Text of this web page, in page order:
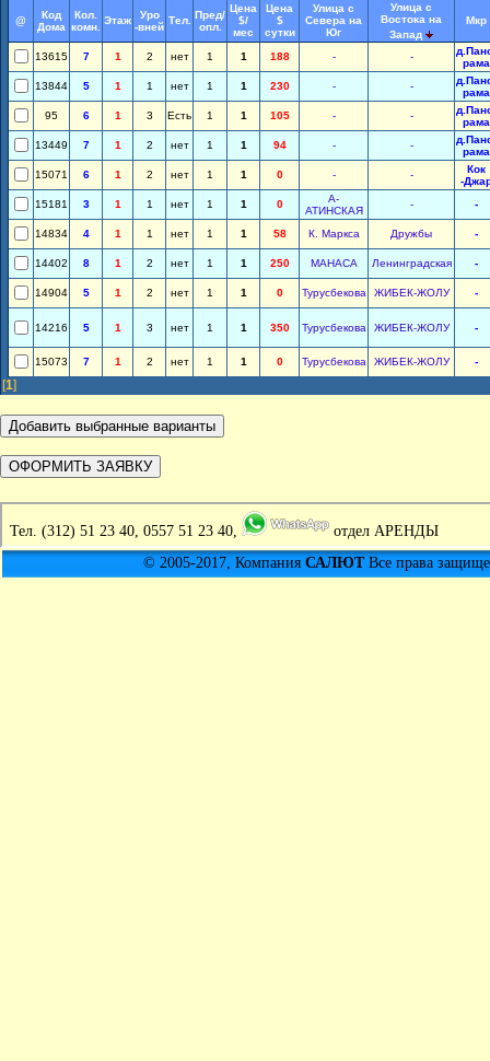
@
Код
Дома
Кол.
комн.
Этаж
Уро
-вней
Тел. Пред/
опл.
Цена
$/
мес
Цена
$
сутки
Улица с
Севера на
Юг
Улица с
Востока на
Запад
Мкр
13615 7 1 2 нет 1 1 188 - -
рама
13844
5 1 1 нет 1 1 230 - -
рама
95
6 1 3 Есть 1 1 105 - -
рама
13449
7 1 2 нет 1 1 94 - -
рама
15071
6 1 2 нет 1 1 0 - -
Кок
-
15181
3 1 1 нет 1 1 0
А-
АТИНСКАЯ
- -
14834 4 1 1 нет 1 1 58 К. Маркса Дружбы -
14402 8 1 2 нет 1 1 250 МАНАСА Ленинградская -
14904 5 1 2 нет 1 1 0 Турусбекова ЖИБЕК-ЖОЛУ -
14216 5 1 3 нет 1 1 350 Турусбекова ЖИБЕК-ЖОЛУ -
15073 7 1 2 нет 1 1 0 Турусбекова ЖИБЕК-ЖОЛУ -
[1]
Тел. (312) 51 23 40, 0557 51 23 40,
отдел АРЕНДЫ
© 2005-2017, Компания САЛЮТВсе права